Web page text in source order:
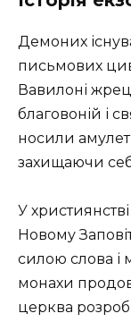
Демоних
письмових
Вавилоні
благовоній і
носили
захищаючи
У
Новому
силою слова і
монахи
церква